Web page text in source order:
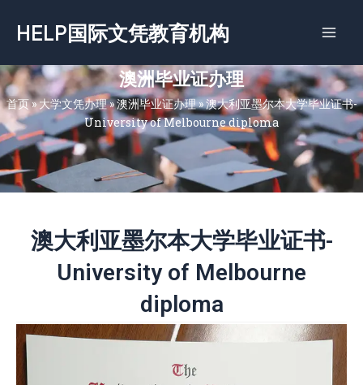
容
HELP国际文凭教育机构
澳洲毕业证办理
首页»大学文凭办理»澳洲毕业证办理»澳大利亚墨尔本大学毕业证书-
University of Melbourne diploma
澳大利亚墨尔本大学毕业证书-
University of Melbourne
diploma